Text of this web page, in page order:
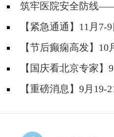
筑牢医院安全防线
防安全培训纪实
【紧急通通】11月7-
神经内科胡颖教授亲临
【节后癫痫高发】
院陈葵博士免费会诊+
题！
【国庆看北京专家】
天坛&首钢医院两大专
【重磅消息】9月19-
线！